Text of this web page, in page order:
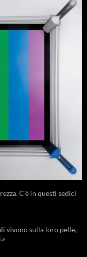
C'è in questi sedici
vivono sulla loro pelle,